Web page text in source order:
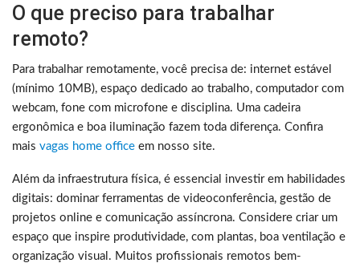
O que preciso para trabalhar
remoto?
Para trabalhar remotamente, você precisa de: internet estável
(mínimo 10MB), espaço dedicado ao trabalho, computador com
webcam, fone com microfone e disciplina. Uma cadeira
ergonômica e boa iluminação fazem toda diferença. Confira
mais vagas home office em nosso site.
Além da infraestrutura física, é essencial investir em habilidades
digitais: dominar ferramentas de videoconferência, gestão de
projetos online e comunicação assíncrona. Considere criar um
espaço que inspire produtividade, com plantas, boa ventilação e
organização visual. Muitos profissionais remotos bem-